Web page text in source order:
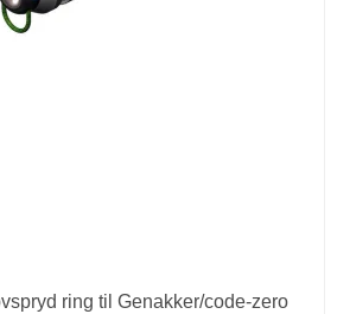
ring til Genakker/code-zero